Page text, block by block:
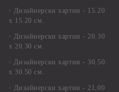
Дизайнерски хартии - 15.20
х 15.20 см.
Дизайнерски хартии - 20.30
х 20.30 см.
Дизайнерски хартии - 30.50
х 30.50 см.
Дизайнерски хартии - 21,00